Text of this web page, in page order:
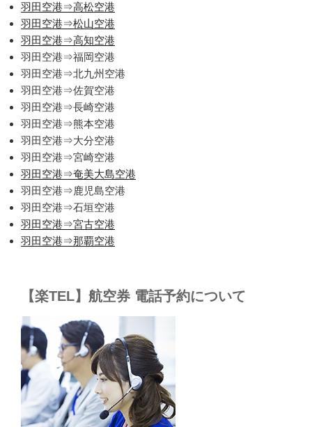
羽田空港⇒高松空港
羽田空港⇒松山空港
羽田空港⇒高知空港
羽田空港⇒福岡空港
羽田空港⇒北九州空港
羽田空港⇒佐賀空港
羽田空港⇒長崎空港
羽田空港⇒熊本空港
羽田空港⇒大分空港
羽田空港⇒宮崎空港
羽田空港⇒奄美大島空港
羽田空港⇒鹿児島空港
羽田空港⇒石垣空港
羽田空港⇒宮古空港
羽田空港⇒那覇空港
【楽TEL】航空券 電話予約について